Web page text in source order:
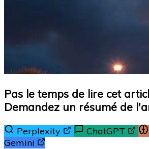
Pas le temps de lire cet
Demandez un résumé de
Perplexity ChatGPT
Gemini